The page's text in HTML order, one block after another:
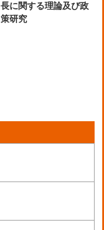
長に関する理論及び政
策研究